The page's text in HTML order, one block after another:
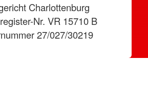
Charlottenburg
Nr. VR 15710 B
27/027/30219